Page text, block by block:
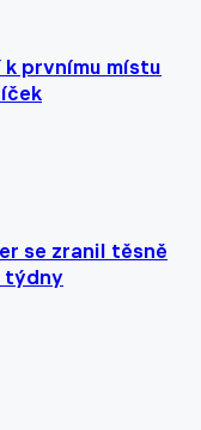
prvnímu místu
se zranil těsně
týdny